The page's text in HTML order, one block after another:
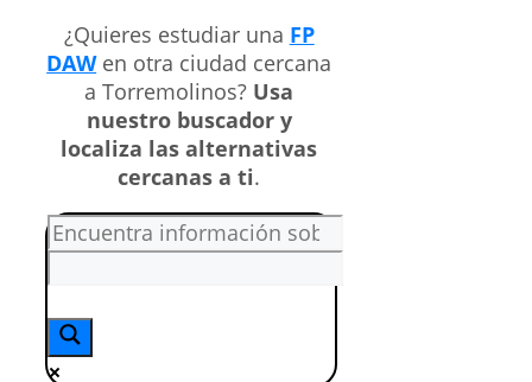
¿Quieres estudiar una FP
DAWen otra ciudad cercana
a Torremolinos? Usa
nuestro buscador y
localiza las alternativas
cercanas a ti.